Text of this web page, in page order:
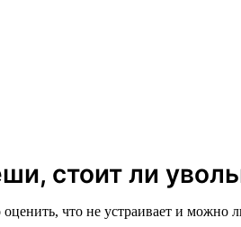
стоит ли
что не устраивает и можно